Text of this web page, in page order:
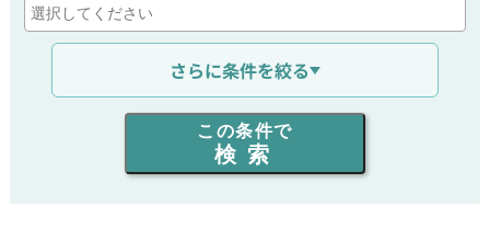
通信距離を選ぶ
出力を選ぶ
同時通話人数を選ぶ
さらに条件を絞る
この条件で
検索